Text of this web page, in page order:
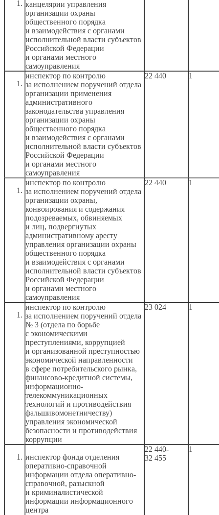
канцелярии управления
организации охраны
общественного порядка
и взаимодействия с органами
исполнительной власти субъектов
Российской Федерации
и органами местного
самоуправления
инспектор по контролю
за исполнением поручений отдела
организации применения
административного
законодательства управления
организации охраны
общественного порядка
и взаимодействия с органами
исполнительной власти субъектов
Российской Федерации
и органами местного
самоуправления
22 440 1
инспектор по контролю
за исполнением поручений отдела
организации охраны,
конвоирования и содержания
подозреваемых, обвиняемых
и лиц, подвергнутых
административному аресту
управления организации охраны
общественного порядка
и взаимодействия с органами
исполнительной власти субъектов
Российской Федерации
и органами местного
самоуправления
22 440 1
инспектор по контролю
за исполнением поручений отдела
№ 3 (отдела по борьбе
с экономическими
преступлениями, коррупцией
и организованной преступностью
экономической направленности
в сфере потребительского рынка,
финансово-кредитной системы,
информационно-
телекоммуникационных
технологий и противодействия
фальшивомонетничеству)
управления экономической
безопасности и противодействия
коррупции
23 024 1
инспектор фонда отделения
оперативно-справочной
информации отдела оперативно-
справочной, разыскной
и криминалистической
информации информационного
центра
22 440-
32 455
1